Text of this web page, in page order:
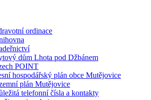
ordinace
dům Lhota pod Džbánem
POINT
hospodářský plán obce Mutějovice
plán Mutějovice
telefonní čísla a kontakty